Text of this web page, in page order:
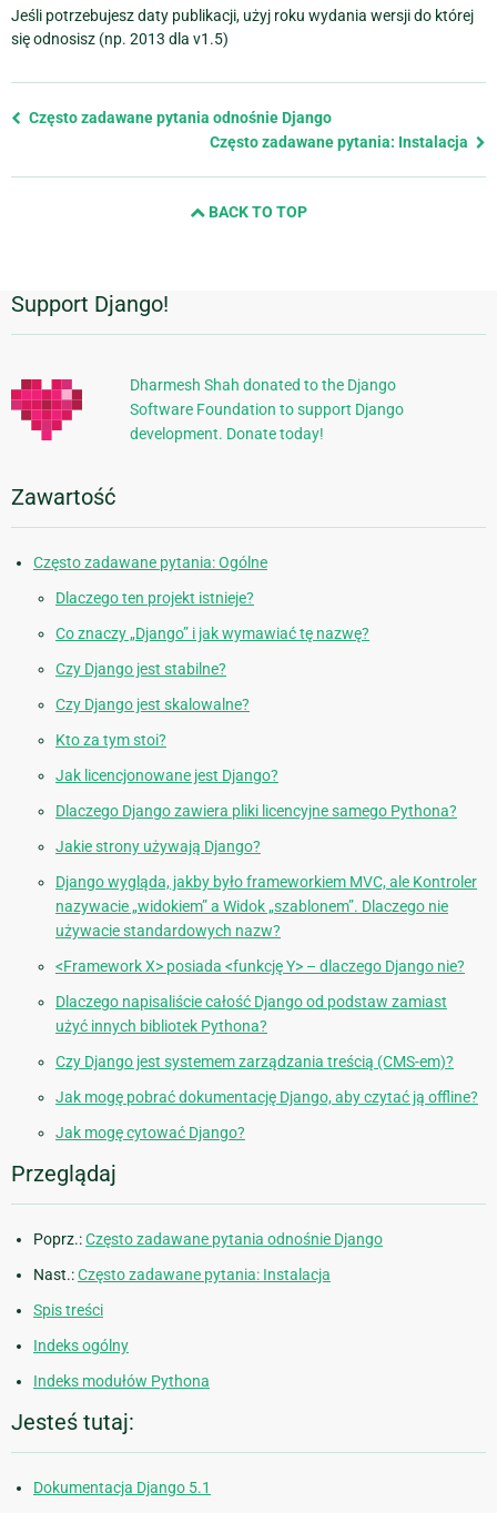
Jeśli potrzebujesz daty publikacji, użyj roku wydania wersji do której
się odnosisz (np. 2013 dla v1.5)
Previous
Często zadawane pytania odnośnie Django
Często zadawane pytania: Instalacja
BACK TO TOP
Dodatkowe
informacje
Support Django!
Dharmesh Shah donated to the Django
Software Foundation to support Django
development. Donate today!
Zawartość
Często zadawane pytania: Ogólne
Dlaczego ten projekt istnieje?
Co znaczy „Django” i jak wymawiać tę nazwę?
Czy Django jest stabilne?
Czy Django jest skalowalne?
Kto za tym stoi?
Jak licencjonowane jest Django?
Dlaczego Django zawiera pliki licencyjne samego Pythona?
Jakie strony używają Django?
Django wygląda, jakby było frameworkiem MVC, ale Kontroler
nazywacie „widokiem” a Widok „szablonem”. Dlaczego nie
używacie standardowych nazw?
<Framework X> posiada <funkcję Y> – dlaczego Django nie?
Dlaczego napisaliście całość Django od podstaw zamiast
użyć innych bibliotek Pythona?
Czy Django jest systemem zarządzania treścią (CMS-em)?
Jak mogę pobrać dokumentację Django, aby czytać ją offline?
Jak mogę cytować Django?
Przeglądaj
Poprz.:Często zadawane pytania odnośnie Django
Nast.:Często zadawane pytania: Instalacja
Spis treści
Indeks ogólny
Indeks modułów Pythona
Jesteś tutaj:
Dokumentacja Django 5.1